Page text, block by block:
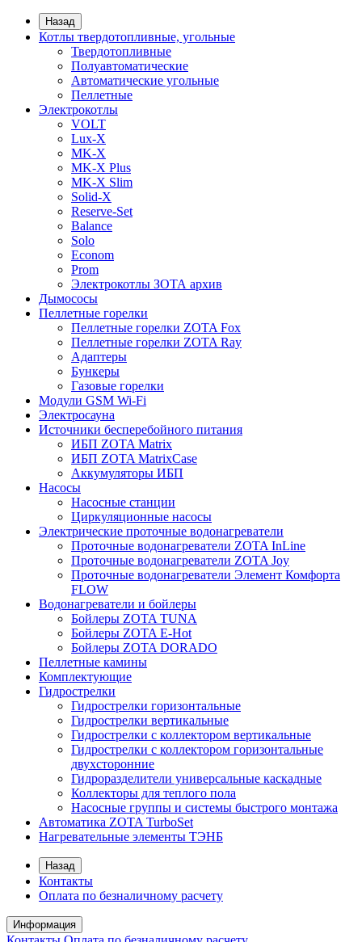
Назад
Котлы твердотопливные, угольные
Твердотопливные
Полуавтоматические
Автоматические угольные
Пеллетные
Электрокотлы
VOLT
Lux-X
MK-X
MK-X Plus
MK-X Slim
Solid-X
Reserve-Set
Balance
Solo
Econom
Prom
Электрокотлы ЗОТА архив
Дымососы
Пеллетные горелки
Пеллетные горелки ZOTA Fox
Пеллетные горелки ZOTA Ray
Адаптеры
Бункеры
Газовые горелки
Модули GSM Wi-Fi
Электросауна
Источники бесперебойного питания
ИБП ZOTA Matrix
ИБП ZOTA MatrixCase
Аккумуляторы ИБП
Насосы
Насосные станции
Циркуляционные насосы
Электрические проточные водонагреватели
Проточные водонагреватели ZOTA InLine
Проточные водонагреватели ZOTA Joy
Проточные водонагреватели Элемент Комфорта
FLOW
Водонагреватели и бойлеры
Бойлеры ZOTA TUNA
Бойлеры ZOTA E-Hot
Бойлеры ZOTA DORADO
Пеллетные камины
Комплектующие
Гидрострелки
Гидрострелки горизонтальные
Гидрострелки вертикальные
Гидрострелки с коллектором вертикальные
Гидрострелки с коллектором горизонтальные
двухсторонние
Гидроразделители универсальные каскадные
Коллекторы для теплого пола
Насосные группы и системы быстрого монтажа
Автоматика ZOTA TurboSet
Нагревательные элементы ТЭНБ
Назад
Контакты
Оплата по безналичному расчету
Информация